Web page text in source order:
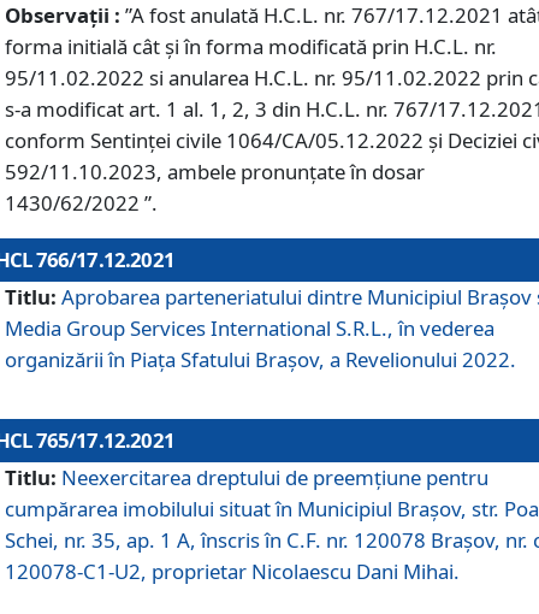
Observații : ”A fost anulată H.C.L. nr. 767/17.12.2021
forma initială cât și în forma modificată prin H.C.L. nr.
95/11.02.2022 si anularea H.C.L. nr. 95/11.02.2022 prin
s-a modificat art. 1 al. 1, 2, 3 din H.C.L. nr. 767/
conform Sentinței civile 1064/CA/05.12.2022 și Deciziei
592/11.10.2023, ambele pronunțate în dosar
1430/62/2022 ”.
766/17.12.2021
Titlu: Aprobarea parteneriatului dintre Municipiul Brașov
Media Group Services International S.R.L., în vederea
organizării în Piața Sfatului Brașov, a Revelionului 2022.
765/17.12.2021
Titlu: Neexercitarea dreptului de preemţiune pentru
cumpărarea imobilului situat în Municipiul Braşov, str.
Schei, nr. 35, ap. 1 A, înscris în C.F. nr. 120078 Brașov, nr.
120078-C1-U2, proprietar Nicolaescu Dani Mihai.